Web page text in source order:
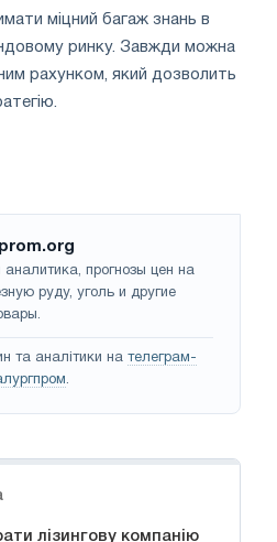
міцний багаж знань в
ринку. Завжди можна
рахунком, який дозволить
прогнозы цен на
руду, уголь и другие
та аналітики на телеграм-
.
лізингову компанію